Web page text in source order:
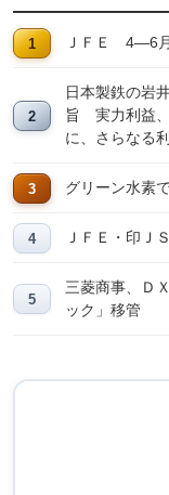
ＪＦＥ 4―6
日本製鉄の岩
旨 実力利益
に、さらなる
グリーン水素
ＪＦＥ・印Ｊ
三菱商事、Ｄ
ック」移管